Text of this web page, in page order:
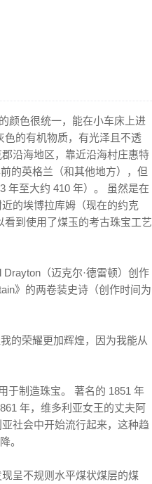
颜色很统一，能在小车床上进
的有机物质，有光泽且不透
沿海地区，靠近沿海村庄惠特
的英格兰（和其他地方），但
年至大约 410 年）。 虽然是在
的埃博拉库姆（现在的约克
到使用了煤玉的考古珠宝工艺
（迈克尔·德雷顿）创作
》的两卷装史诗（创作时间为
的荣耀更加辉煌，因为我能从
于制造珠宝。 著名的 1851 年
年，维多利亚女王的丈夫阿
社会中开始流行起来，这种趋
。
呈不规则水平煤状煤层的煤